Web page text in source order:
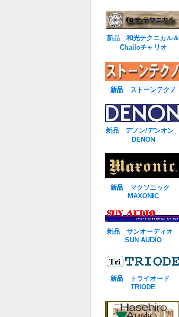
新品 和光テクニカル＆
Chailoチャリオ
新品 ストーンテクノ
新品 デノン/デンオン
DENON
新品 マクソニック
MAXONIC
新品 サンオーディオ
SUN AUDIO
新品 トライオード
TRIODE